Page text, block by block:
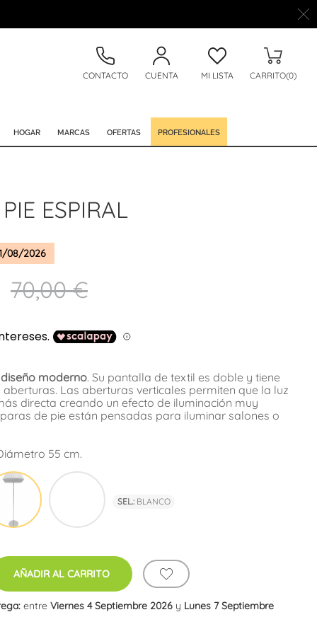
CONTACTO CUENTA MI LISTA CARRITO(0)
HOGAR MARCAS OFERTAS PROFESIONALES
ESPIRAL
08/2026
70,00 €
moderno. Su pantalla de textil es doble y tiene
Las aberturas verticales permiten que la luz
directa creando un efecto de iluminación muy
de pie están pensadas para iluminar salones o
55 cm.
Blanco
SEL.:BLANCO
AÑADIR AL CARRITO
entre Viernes 4 Septiembre 2026 y Lunes 7 Septiembre